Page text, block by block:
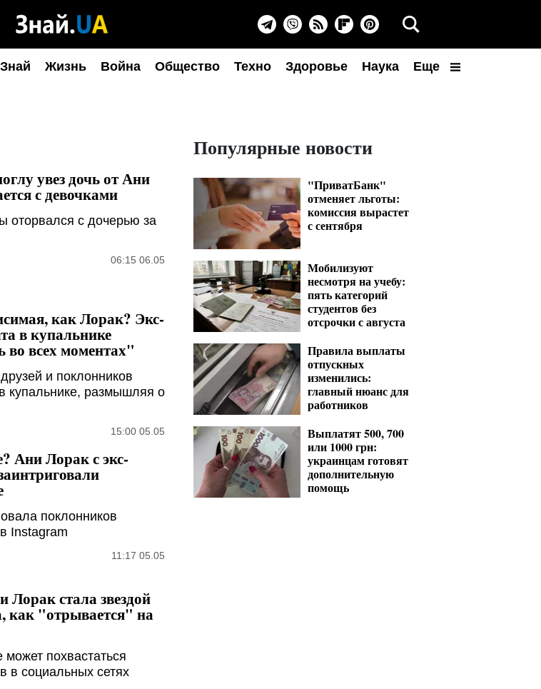
Жизнь Война Общество Техно Здоровье Наука Еще
увез дочь от Ани
с девочками
оторвался с дочерью за
06:15 06.05
как Лорак? Экс-
в купальнике
во всех моментах"
и поклонников
купальнике, размышляя о
15:00 05.05
Ани Лорак с экс-
поклонников
Instagram
11:17 05.05
Лорак стала звездой
как "отрывается" на
похвастаться
в социальных сетях
Популярные новости
"ПриватБанк"
отменяет льготы:
комиссия вырастет
с сентября
Мобилизуют
несмотря на учебу:
пять категорий
студентов без
отсрочки с августа
Правила выплаты
отпускных
изменились:
главный нюанс для
работников
Выплатят 500, 700
или 1000 грн:
украинцам готовят
дополнительную
помощь